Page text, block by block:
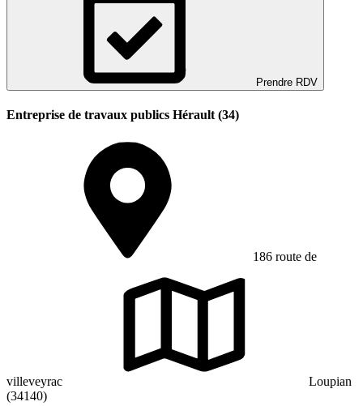
Prendre RDV
Entreprise de travaux publics Hérault (34)
186 route de
villeveyrac
Loupian
(34140)